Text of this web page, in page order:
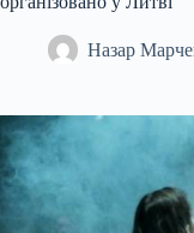
Назар